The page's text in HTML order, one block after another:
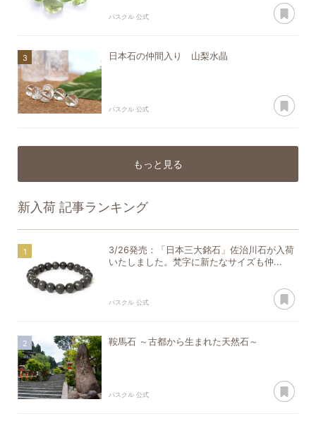
パスクル 公式
日本石の仲間入り 山梨水晶
パスクル 公式
もっと見る
新入荷 記事ランキング
3/26発売：「日本三大銘石」佐治川石が入荷
いたしました。梵字に新たなサイズも仲...
パスクル 公式
鞍馬石 ～古都から生まれた天然石～
パスクル 公式